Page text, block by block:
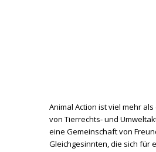
Animal Action ist viel mehr
von Tierrechts- und
eine Gemeinschaft von
Gleichgesinnten, die sich für